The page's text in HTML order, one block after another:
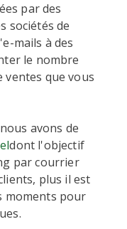
par des
sociétés de
mails à des
le nombre
ventes que vous
avons de
dont l'objectif
par courrier
plus il est
moments pour